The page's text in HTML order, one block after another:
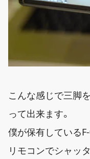
こんな感じで三脚
って出来ます。
僕が保有している
リモコンでシャッ